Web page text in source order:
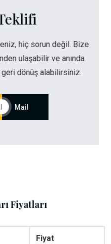
hiç sorun değil. Bize
ulaşabilir ve anında
dönüş alabilirsiniz.
Mail
Fiyatları
Fiyat